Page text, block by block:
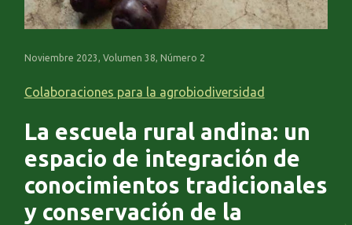
Noviembre 2023, Volumen 38, Número 2
Colaboraciones para la agrobiodiversidad
La escuela rural andina: un
espacio de integración de
conocimientos tradicionales
y conservación de la